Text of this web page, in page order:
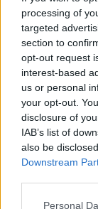
processing of
targeted
section to
opt-out request
interest-based
us or personal
your opt-out.
disclosure of
IAB’s list of
also be
Downstream
Personal